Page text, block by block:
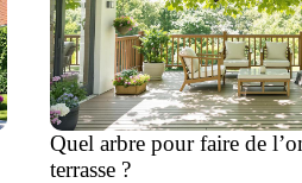
Quel arbre pour faire de
terrasse ?